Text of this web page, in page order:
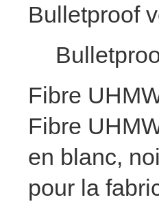
Bulletproof
Fibre
Fibre
en blanc,
pour la